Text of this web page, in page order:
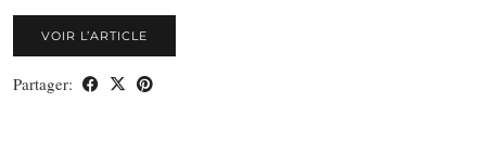
VOIR L’ARTICLE
Partager: